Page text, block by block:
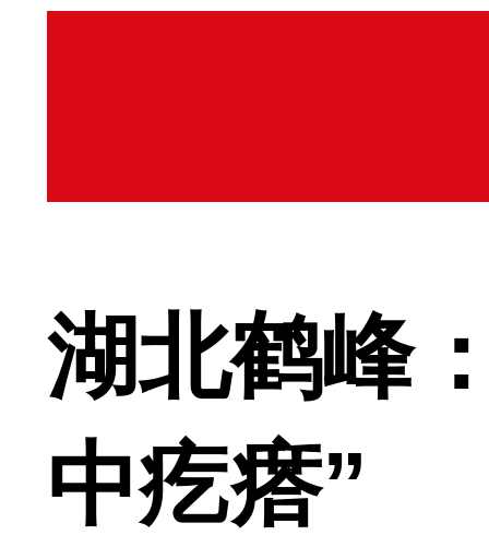
湖北鹤峰
中疙瘩”